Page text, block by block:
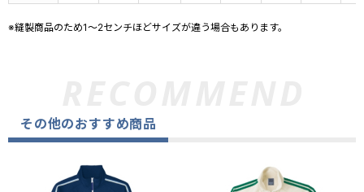
※縫製商品のため1～2センチほどサイズが違う場合もあります。
その他のおすすめ商品